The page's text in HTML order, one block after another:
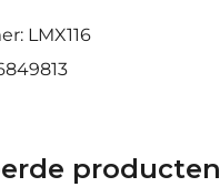
LMX116
producten